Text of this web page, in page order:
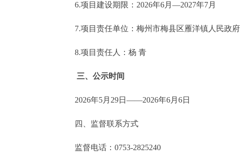
6.项目建设期限：2026年6月—2027年7月
7.项目责任单位：梅州市梅县区雁洋镇人民政府
8.项目责任人：杨 青
三、公示时间
2026年5月29日——2026年6月6日
四、监督联系方式
监督电话：0753-2825240